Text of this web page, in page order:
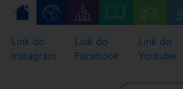
Skip
content
Link do
Instagram
Link do
Facebook
Link do
Youtube